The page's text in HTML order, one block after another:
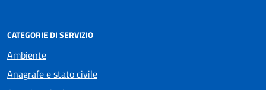
CATEGORIE DI SERVIZIO
Ambiente
Anagrafe e stato civile